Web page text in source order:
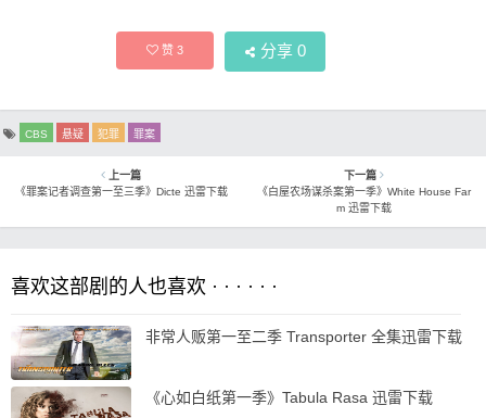
赞3 分享 0
CBS 悬疑 犯罪 罪案
上一篇
《罪案记者调查第一至三季》Dicte 迅雷下载
下一篇
《白屋农场谋杀案第一季》White House Far
m 迅雷下载
喜欢这部剧的人也喜欢 · · · · · ·
非常人贩第一至二季 Transporter 全集迅雷下载
《心如白纸第一季》Tabula Rasa 迅雷下载